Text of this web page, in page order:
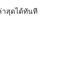
าสุดได้ทันที